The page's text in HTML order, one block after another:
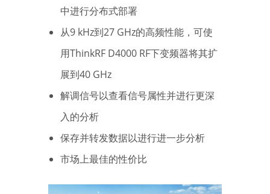
中进行分布式部署
从9 kHz到27 GHz的高频性能，可使
用ThinkRF D4000 RF下变频器将其扩
展到40 GHz
解调信号以查看信号属性并进行更深
入的分析
保存并转发数据以进行进一步分析
市场上最佳的性价比